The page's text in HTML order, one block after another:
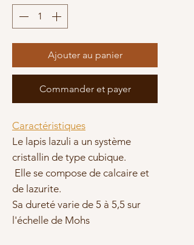
Ajouter au panier
Commander et payer
Caractéristiques
Le lapis lazuli a un système
cristallin de type cubique.
Elle se compose de calcaire et
de lazurite.
Sa dureté varie de 5 à 5,5 sur
l'échelle de Mohs